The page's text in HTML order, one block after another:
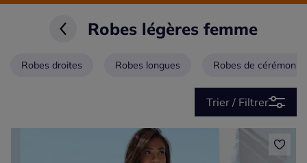
Robes légères femme
Robes droites Robes longues Robes de cérémonie
Trier / Filtrer